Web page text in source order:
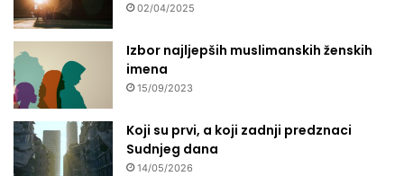
02/04/2025
Izbor najljepših muslimanskih ženskih
imena
15/09/2023
Koji su prvi, a koji zadnji predznaci
Sudnjeg dana
14/05/2026